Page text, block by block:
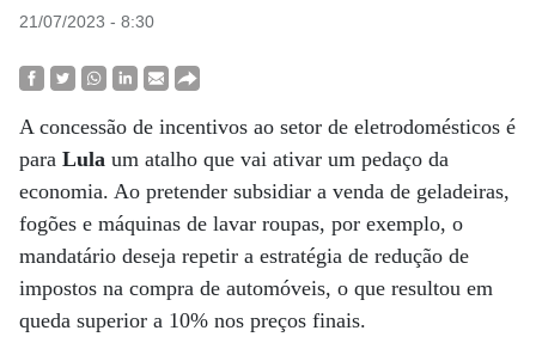
21/07/2023 - 8:30
A concessão de incentivos ao setor de eletrodomésticos é
para Lula um atalho que vai ativar um pedaço da
economia. Ao pretender subsidiar a venda de geladeiras,
fogões e máquinas de lavar roupas, por exemplo, o
mandatário deseja repetir a estratégia de redução de
impostos na compra de automóveis, o que resultou em
queda superior a 10% nos preços finais.